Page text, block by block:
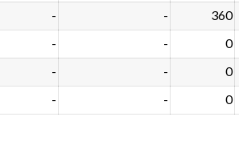
- - 360
- - 0
- - 0
- - 0